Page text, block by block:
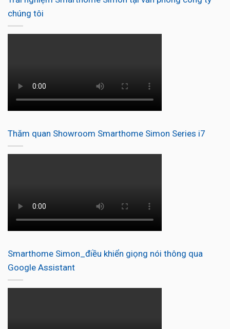
chúng tôi
Thăm quan Showroom Smarthome Simon Series i7
Smarthome Simon_điều khiển giọng nói thông qua
Google Assistant